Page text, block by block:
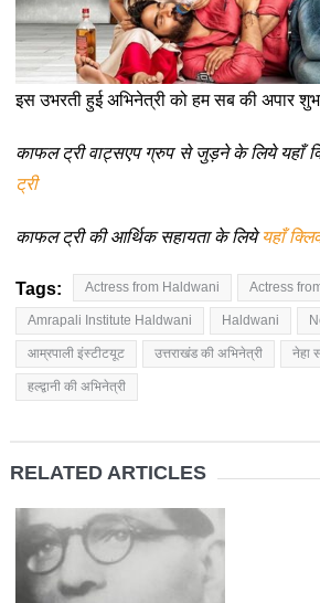
इस उभरती हुई अभिनेत्री को हम सब की अपार
काफल ट्री वाट्सएप ग्रुप से जुड़ने के लिये यहाँ
ट्री
काफल ट्री की आर्थिक सहायता के लियेयहाँ
Tags: Actress from Haldwani Actress
Amrapali Institute Haldwani Haldwani
आम्रपाली इंस्टीटयूट उत्तराखंड की अभिनेत्री नेहा
हल्द्वानी की अभिनेत्री
RELATED ARTICLES